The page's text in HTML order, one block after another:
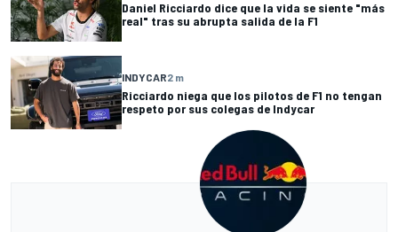
Daniel Ricciardo dice que la vida se siente "más
real" tras su abrupta salida de la F1
INDYCAR2 m
Ricciardo niega que los pilotos de F1 no tengan
respeto por sus colegas de Indycar